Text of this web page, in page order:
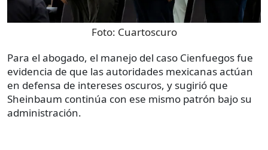
Foto: Cuartoscuro
Para el abogado, el manejo del caso Cienfuegos fue
evidencia de que las autoridades mexicanas actúan
en defensa de intereses oscuros, y sugirió que
Sheinbaum continúa con ese mismo patrón bajo su
administración.